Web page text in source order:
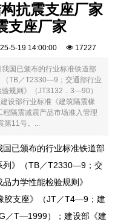
抗震支座厂家
支座厂家
5-19 14:00:00 17227
国已颁布的行业标准铁道部
（TB／T2330—9；交通部行业
规则》（JT3132．3—90）
设部行业标准《建筑隔震橡
隔震减震产品市场准入管理
11号。...
已颁布的行业标准铁道部
列》（TB／T2330—9；交
力学性能检验规则》
胶支座》（JT／T4—9；建
／T—1999）；建设部《建